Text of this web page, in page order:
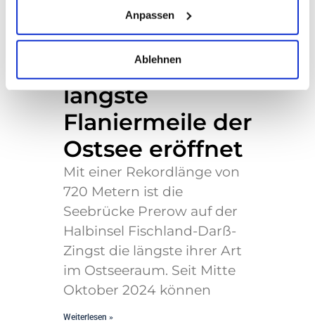
Anpassen
Ablehnen
Seebrücke
Prerow –
längste
Flaniermeile der
Ostsee eröffnet
Mit einer Rekordlänge von
720 Metern ist die
Seebrücke Prerow auf der
Halbinsel Fischland-Darß-
Zingst die längste ihrer Art
im Ostseeraum. Seit Mitte
Oktober 2024 können
Weiterlesen »